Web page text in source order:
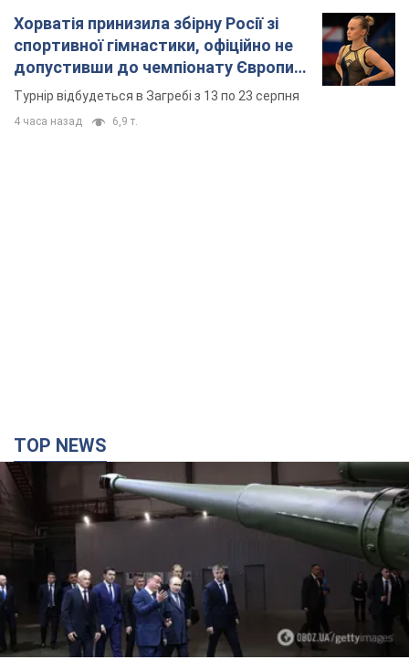
Хорватія принизила збірну Росії зі
спортивної гімнастики, офіційно не
допустивши до чемпіонату Європи
основних спортсменів
Турнір відбудеться в Загребі з 13 по 23 серпня
4 часа назад 6,9 т.
TOP NEWS